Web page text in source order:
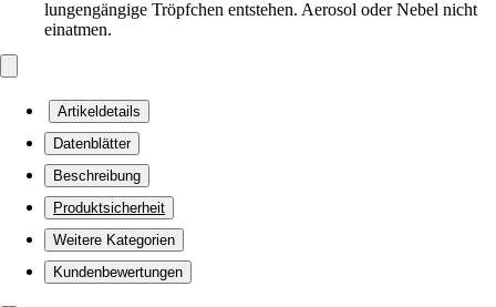
lungengängige Tröpfchen entstehen. Aerosol oder Nebel nicht
einatmen.
Artikeldetails
Datenblätter
Beschreibung
Produktsicherheit
Weitere Kategorien
Kundenbewertungen